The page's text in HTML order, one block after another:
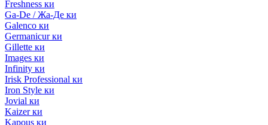
Freshness ки
Ga-De / Жа-Де ки
Galenco ки
Germanicur ки
Gillette ки
Images ки
Infinity ки
Irisk Professional ки
Iron Style ки
Jovial ки
Kaizer ки
Kapous ки